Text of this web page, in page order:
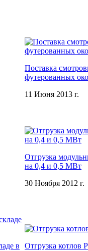
Поставка
футерованных
11 Июня 2013 г.
Отгрузка
на 0,4 и 0,5 МВт
30 Ноября 2012 г.
в
Отгрузка котлов